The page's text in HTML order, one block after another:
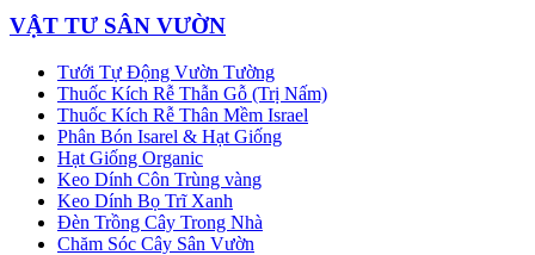
VẬT TƯ SÂN VƯỜN
Tưới Tự Động Vườn Tường
Thuốc Kích Rễ Thẫn Gỗ (Trị Nấm)
Thuốc Kích Rễ Thân Mềm Israel
Phân Bón Isarel & Hạt Giống
Hạt Giống Organic
Keo Dính Côn Trùng vàng
Keo Dính Bọ Trĩ Xanh
Đèn Trồng Cây Trong Nhà
Chăm Sóc Cây Sân Vườn